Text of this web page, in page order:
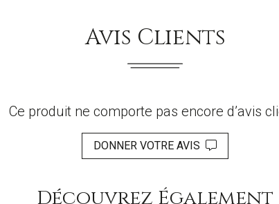
Avis Clients
Ce produit ne comporte pas encore d’avis
DONNER VOTRE AVIS
Découvrez Également